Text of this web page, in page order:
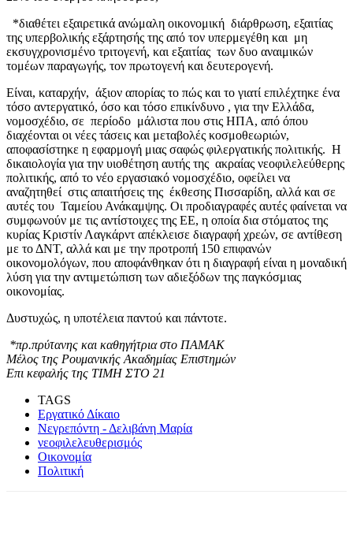
*διαθέτει εξαιρετικά ανώμαλη οικονομική διάρθρωση, εξαιτίας
της υπερβολικής εξάρτησής της από τον υπερμεγέθη και μη
εκσυγχρονισμένο τριτογενή, και εξαιτίας των δυο αναιμικών
τομέων παραγωγής, τον πρωτογενή και δευτερογενή.
Είναι, καταρχήν, άξιον απορίας το πώς και το γιατί επιλέχτηκε ένα
τόσο αντεργατικό, όσο και τόσο επικίνδυνο , για την Ελλάδα,
νομοσχέδιο, σε περίοδο μάλιστα που στις ΗΠΑ, από όπου
διαχέονται οι νέες τάσεις και μεταβολές κοσμοθεωριών,
αποφασίστηκε η εφαρμογή μιας σαφώς φιλεργατικής πολιτικής. Η
δικαιολογία για την υιοθέτηση αυτής της ακραίας νεοφιλελεύθερης
πολιτικής, από το νέο εργασιακό νομοσχέδιο, οφείλει να
αναζητηθεί στις απαιτήσεις της έκθεσης Πισσαρίδη, αλλά και σε
αυτές του Ταμείου Ανάκαμψης. Οι προδιαγραφές αυτές φαίνεται να
συμφωνούν με τις αντίστοιχες της ΕΕ, η οποία δια στόματος της
κυρίας Κριστίν Λαγκάρντ απέκλεισε διαγραφή χρεών, σε αντίθεση
με το ΔΝΤ, αλλά και με την προτροπή 150 επιφανών
οικονομολόγων, που αποφάνθηκαν ότι η διαγραφή είναι η μοναδική
λύση για την αντιμετώπιση των αδιεξόδων της παγκόσμιας
οικονομίας.
Δυστυχώς, η υποτέλεια παντού και πάντοτε.
*πρ.πρύτανης και καθηγήτρια στο ΠΑΜΑΚ
Μέλος της Ρουμανικής Ακαδημίας Επιστημών
Επι κεφαλής της ΤΙΜΗ ΣΤΟ 21
TAGS
Εργατικό Δίκαιο
Νεγρεπόντη - Δελιβάνη Μαρία
νεοφιλελευθερισμός
Οικονομία
Πολιτική